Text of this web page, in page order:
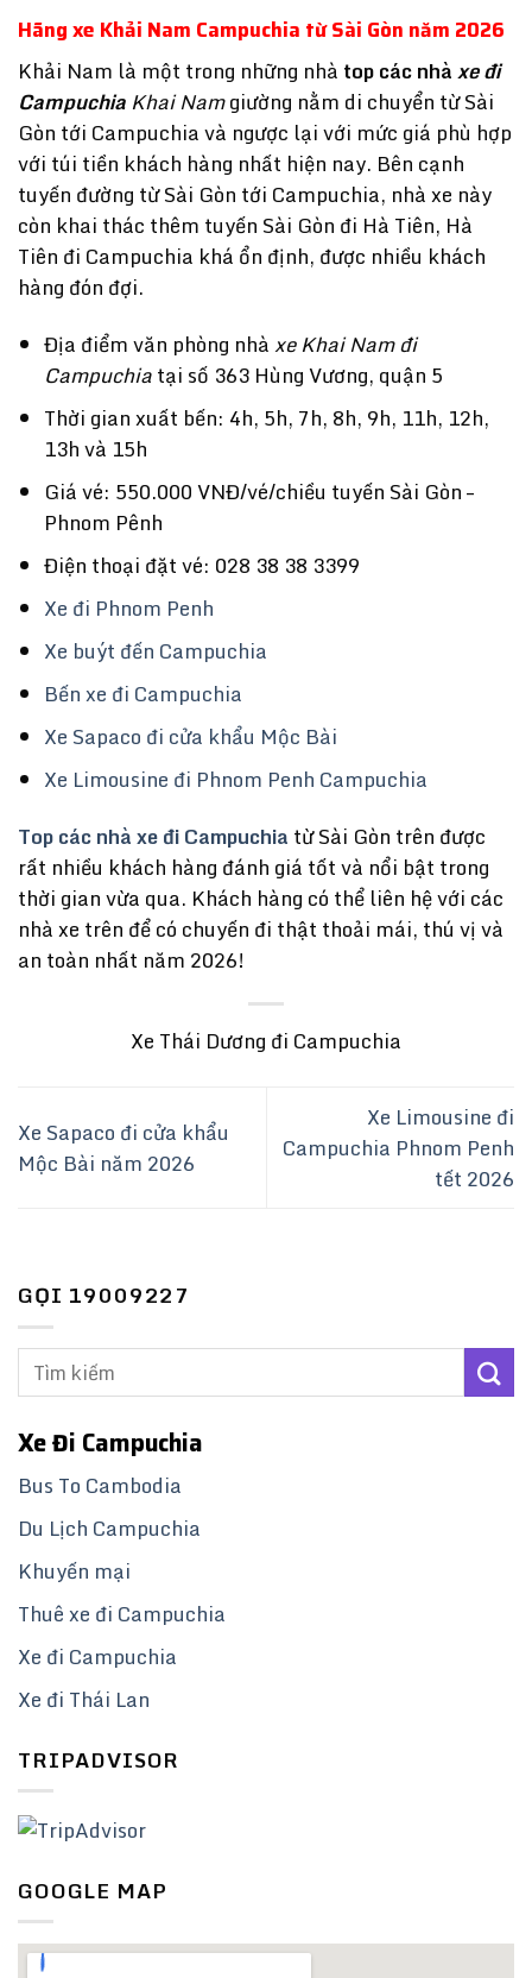
Hãng xe Khải Nam Campuchia từ Sài Gòn năm 2026
Khải Nam là một trong những nhà top các nhàxe đi
CampuchiaKhai Namgiường nằm di chuyển từ Sài
Gòn tới Campuchia và ngược lại với mức giá phù hợp
với túi tiền khách hàng nhất hiện nay. Bên cạnh
tuyến đường từ Sài Gòn tới Campuchia, nhà xe này
còn khai thác thêm tuyến Sài Gòn đi Hà Tiên, Hà
Tiên đi Campuchia khá ổn định, được nhiều khách
hàng đón đợi.
Địa điểm văn phòng nhàxe Khai Nam đi
Campuchiatại số 363 Hùng Vương, quận 5
Thời gian xuất bến: 4h, 5h, 7h, 8h, 9h, 11h, 12h,
13h và 15h
Giá vé: 550.000 VNĐ/vé/chiều tuyến Sài Gòn –
Phnom Pênh
Điện thoại đặt vé: 028 38 38 3399
Xe đi Phnom Penh
Xe buýt đến Campuchia
Bến xe đi Campuchia
Xe Sapaco đi cửa khẩu Mộc Bài
Xe Limousine đi Phnom Penh Campuchia
Top các nhàxe đi Campuchia từ Sài Gòn trên được
rất nhiều khách hàng đánh giá tốt và nổi bật trong
thời gian vừa qua. Khách hàng có thể liên hệ với các
nhà xe trên để có chuyến đi thật thoải mái, thú vị và
an toàn nhất năm 2026!
Xe Thái Dương đi Campuchia
Xe Sapaco đi cửa khẩu
Mộc Bài năm 2026
Xe Limousine đi
Campuchia Phnom Penh
tết 2026
GỌI 19009227
Xe Đi Campuchia
Bus To Cambodia
Du Lịch Campuchia
Khuyến mại
Thuê xe đi Campuchia
Xe đi Campuchia
Xe đi Thái Lan
TRIPADVISOR
GOOGLE MAP